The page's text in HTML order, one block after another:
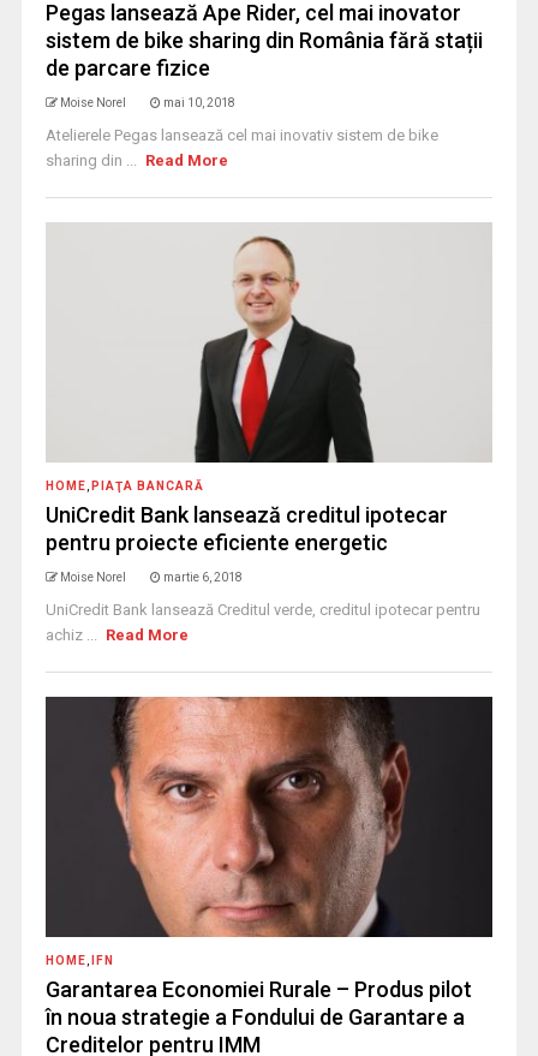
Pegas lansează Ape Rider, cel mai inovator
sistem de bike sharing din România fără stații
de parcare fizice
Moise Norel mai 10, 2018
Atelierele Pegas lansează cel mai inovativ sistem de bike
sharing din ... Read More
HOME PIAŢA BANCARĂ
UniCredit Bank lansează creditul ipotecar
pentru proiecte eficiente energetic
Moise Norel martie 6, 2018
UniCredit Bank lansează Creditul verde, creditul ipotecar pentru
achiz ... Read More
HOME IFN
Garantarea Economiei Rurale – Produs pilot
în noua strategie a Fondului de Garantare a
Creditelor pentru IMM